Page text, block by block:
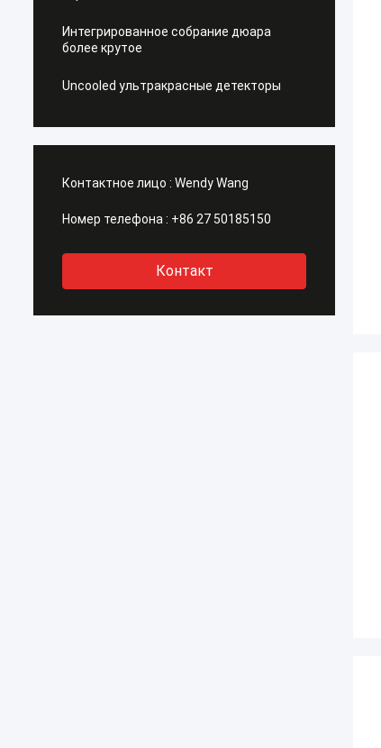
Интегрированное собрание дюара
более крутое
Uncooled ультракрасные детекторы
Контактное лицо : Wendy Wang
Номер телефона : +86 27 50185150
Контакт